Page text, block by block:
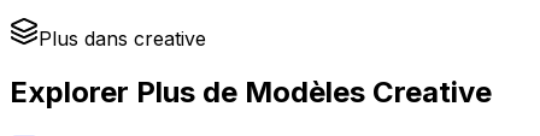
Plus dans creative
Explorer Plus de Modèles Creative